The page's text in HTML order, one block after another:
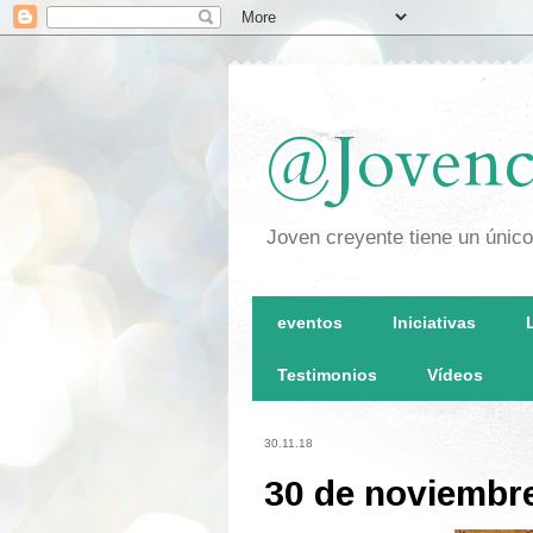
Joven creyente tiene un
eventos Iniciativas
Testimonios Vídeos
30.11.18
30 de